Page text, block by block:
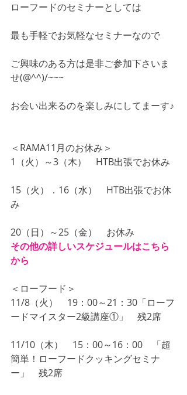
ローフードのセミナーとしては
最も手軽でお気軽なセミナーなので
ご興味のある方は是非ご参加下さいま
せ(@^^)/~~~
お会い出来るのを楽しみにしてまーす♪
＜RAMA11月のお休み＞
1（火）～3（木）　HTB出張でお休み
15（火）．16（水）　HTB出張でお休
み
20（日）～25（金）　お休み
その他の詳しいスケジュールはこちら
から
＜ローフード＞
11/8（火）　19：00～21：30「ローフ
ードマイスター2級講座①」　残2席
11/10（木）　15：00～16：00　「超
簡単！ローフードクッキングセミナ
ー」　残2席